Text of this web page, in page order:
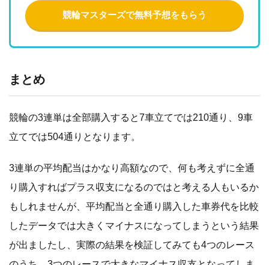
競輪マスターズで無料予想をもらう
まとめ
競輪の3連単は全部購入すると7車立てでは210通り、9車
立てでは504通りとなります。
3連単の平均配当はかなり高額なので、何も考えずに全通
り購入すればプラス収支になるのではと考える人もいるか
もしれませんが、平均配当と全通り購入した車券代を比較
したデータでは大きくマイナスになってしまうという結果
が出ましたし、実際の結果を検証してみても4つのレース